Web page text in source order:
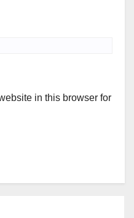
in this browser for